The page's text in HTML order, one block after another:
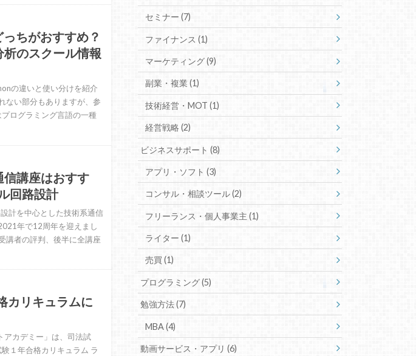
ちがおすすめ？
のスクール情報
の違いと使い分けを紹介
ない部分もありますが、参
ログラミング言語の一種
信講座はおすす
回路設計
計を中心とした技術系通信
年で12周年を迎えまし
講者の評判、後半に全講座
カリキュラムに
アカデミー」は、司法試
１年合格カリキュラム ラ
セミナー (7)
ファイナンス (1)
マーケティング(9)
副業・複業(1)
技術経営・MOT (1)
経営戦略 (2)
ビジネスサポート(8)
アプリ・ソフト (3)
コンサル・相談ツール(2)
フリーランス・個人事業主 (1)
ライター (1)
売買 (1)
プログラミング(5)
勉強方法(7)
MBA(4)
動画サービス・アプリ(6)